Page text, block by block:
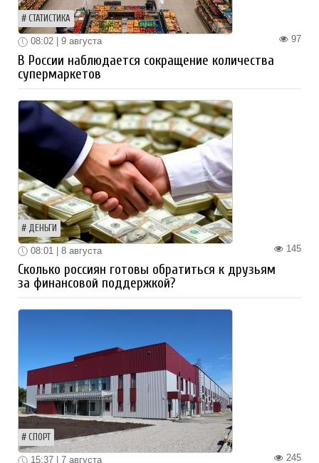
СТАТИСТИКА
97
08:02 | 9 августа
В России наблюдается сокращение количества
супермаркетов
ДЕНЬГИ
145
08:01 | 8 августа
Сколько россиян готовы обратиться к друзьям
за финансовой поддержкой?
СПОРТ
245
15:37 | 7 августа